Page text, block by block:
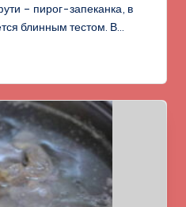
– пирог-запеканка, в
блинным тестом. В…